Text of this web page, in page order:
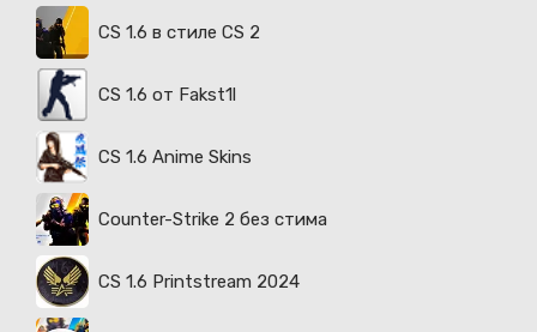
CS 1.6 в стиле CS 2
CS 1.6 от Fakst1l
CS 1.6 Anime Skins
Counter-Strike 2 без стима
CS 1.6 Printstream 2024